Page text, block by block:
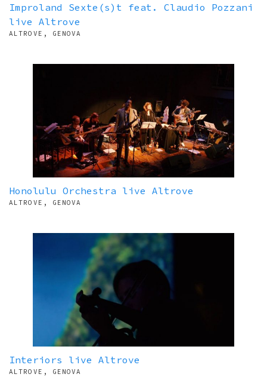
Improland Sexte(s)t feat. Claudio Pozzani
live Altrove
ALTROVE, GENOVA
Honolulu Orchestra live Altrove
ALTROVE, GENOVA
Interiors live Altrove
ALTROVE, GENOVA